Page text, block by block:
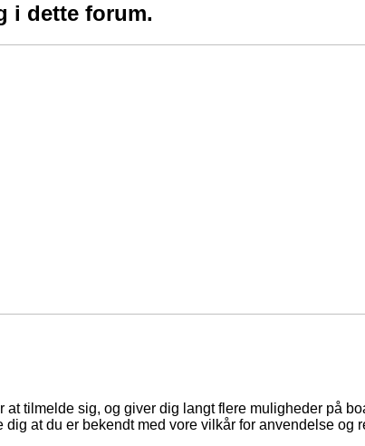
i dette forum.
tilmelde sig, og giver dig langt flere muligheder på
at du er bekendt med vore vilkår for anvendelse